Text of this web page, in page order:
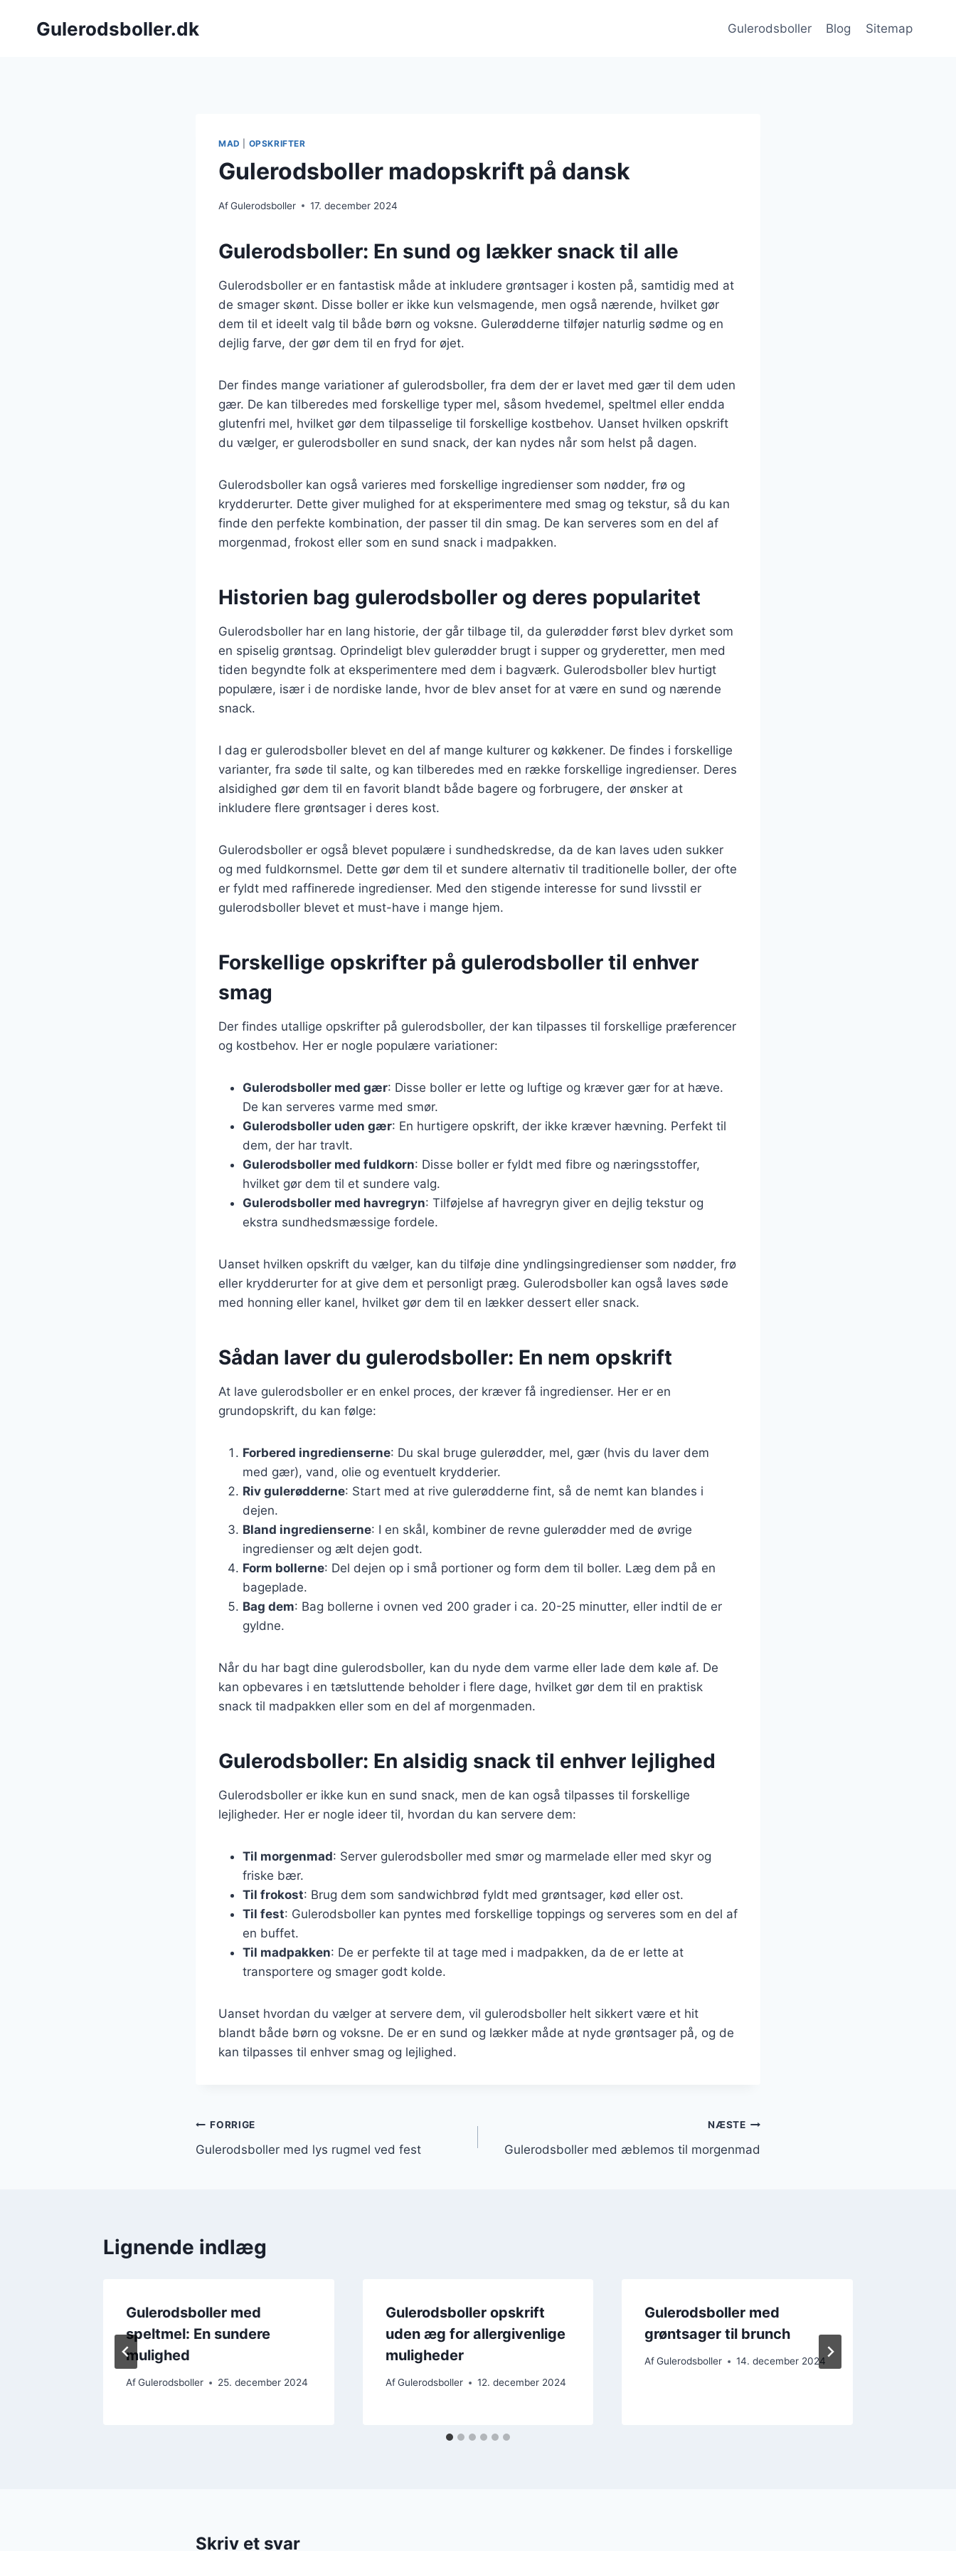
Gulerodsboller.dk Gulerodsboller Blog Sitemap
MAD OPSKRIFTER
Gulerodsboller madopskrift på dansk
AfGulerodsboller 17. december 2024
Gulerodsboller: En sund og lækker snack til alle
Gulerodsboller er en fantastisk måde at inkludere grøntsager i kosten på, samtidig med at
de smager skønt. Disse boller er ikke kun velsmagende, men også nærende, hvilket gør
dem til et ideelt valg til både børn og voksne. Gulerødderne tilføjer naturlig sødme og en
dejlig farve, der gør dem til en fryd for øjet.
Der findes mange variationer af gulerodsboller, fra dem der er lavet med gær til dem uden
gær. De kan tilberedes med forskellige typer mel, såsom hvedemel, speltmel eller endda
glutenfri mel, hvilket gør dem tilpasselige til forskellige kostbehov. Uanset hvilken opskrift
du vælger, er gulerodsboller en sund snack, der kan nydes når som helst på dagen.
Gulerodsboller kan også varieres med forskellige ingredienser som nødder, frø og
krydderurter. Dette giver mulighed for at eksperimentere med smag og tekstur, så du kan
finde den perfekte kombination, der passer til din smag. De kan serveres som en del af
morgenmad, frokost eller som en sund snack i madpakken.
Historien bag gulerodsboller og deres popularitet
Gulerodsboller har en lang historie, der går tilbage til, da gulerødder først blev dyrket som
en spiselig grøntsag. Oprindeligt blev gulerødder brugt i supper og gryderetter, men med
tiden begyndte folk at eksperimentere med dem i bagværk. Gulerodsboller blev hurtigt
populære, især i de nordiske lande, hvor de blev anset for at være en sund og nærende
snack.
I dag er gulerodsboller blevet en del af mange kulturer og køkkener. De findes i forskellige
varianter, fra søde til salte, og kan tilberedes med en række forskellige ingredienser. Deres
alsidighed gør dem til en favorit blandt både bagere og forbrugere, der ønsker at
inkludere flere grøntsager i deres kost.
Gulerodsboller er også blevet populære i sundhedskredse, da de kan laves uden sukker
og med fuldkornsmel. Dette gør dem til et sundere alternativ til traditionelle boller, der ofte
er fyldt med raffinerede ingredienser. Med den stigende interesse for sund livsstil er
gulerodsboller blevet et must-have i mange hjem.
Forskellige opskrifter på gulerodsboller til enhver
smag
Der findes utallige opskrifter på gulerodsboller, der kan tilpasses til forskellige præferencer
og kostbehov. Her er nogle populære variationer:
Gulerodsboller med gær: Disse boller er lette og luftige og kræver gær for at hæve.
De kan serveres varme med smør.
Gulerodsboller uden gær: En hurtigere opskrift, der ikke kræver hævning. Perfekt til
dem, der har travlt.
Gulerodsboller med fuldkorn: Disse boller er fyldt med fibre og næringsstoffer,
hvilket gør dem til et sundere valg.
Gulerodsboller med havregryn: Tilføjelse af havregryn giver en dejlig tekstur og
ekstra sundhedsmæssige fordele.
Uanset hvilken opskrift du vælger, kan du tilføje dine yndlingsingredienser som nødder, frø
eller krydderurter for at give dem et personligt præg. Gulerodsboller kan også laves søde
med honning eller kanel, hvilket gør dem til en lækker dessert eller snack.
Sådan laver du gulerodsboller: En nem opskrift
At lave gulerodsboller er en enkel proces, der kræver få ingredienser. Her er en
grundopskrift, du kan følge:
Forbered ingredienserne: Du skal bruge gulerødder, mel, gær (hvis du laver dem
med gær), vand, olie og eventuelt krydderier.
Riv gulerødderne: Start med at rive gulerødderne fint, så de nemt kan blandes i
dejen.
Bland ingredienserne: I en skål, kombiner de revne gulerødder med de øvrige
ingredienser og ælt dejen godt.
Form bollerne: Del dejen op i små portioner og form dem til boller. Læg dem på en
bageplade.
Bag dem: Bag bollerne i ovnen ved 200 grader i ca. 20-25 minutter, eller indtil de er
gyldne.
Når du har bagt dine gulerodsboller, kan du nyde dem varme eller lade dem køle af. De
kan opbevares i en tætsluttende beholder i flere dage, hvilket gør dem til en praktisk
snack til madpakken eller som en del af morgenmaden.
Gulerodsboller: En alsidig snack til enhver lejlighed
Gulerodsboller er ikke kun en sund snack, men de kan også tilpasses til forskellige
lejligheder. Her er nogle ideer til, hvordan du kan servere dem:
Til morgenmad: Server gulerodsboller med smør og marmelade eller med skyr og
friske bær.
Til frokost: Brug dem som sandwichbrød fyldt med grøntsager, kød eller ost.
Til fest: Gulerodsboller kan pyntes med forskellige toppings og serveres som en del af
en buffet.
Til madpakken: De er perfekte til at tage med i madpakken, da de er lette at
transportere og smager godt kolde.
Uanset hvordan du vælger at servere dem, vil gulerodsboller helt sikkert være et hit
blandt både børn og voksne. De er en sund og lækker måde at nyde grøntsager på, og de
kan tilpasses til enhver smag og lejlighed.
Indlægsnavigation
FORRIGE
Gulerodsboller med lys rugmel ved fest
NÆSTE
Gulerodsboller med æblemos til morgenmad
Lignende indlæg
Gulerodsboller med
speltmel: En sundere
mulighed
AfGulerodsboller 25. december 2024
Gulerodsboller opskrift
uden æg for allergivenlige
muligheder
Af Gulerodsboller 12. december 2024
Gulerodsboller med
grøntsager til brunch
Af Gulerodsboller 14. december 2024
Skriv et svar